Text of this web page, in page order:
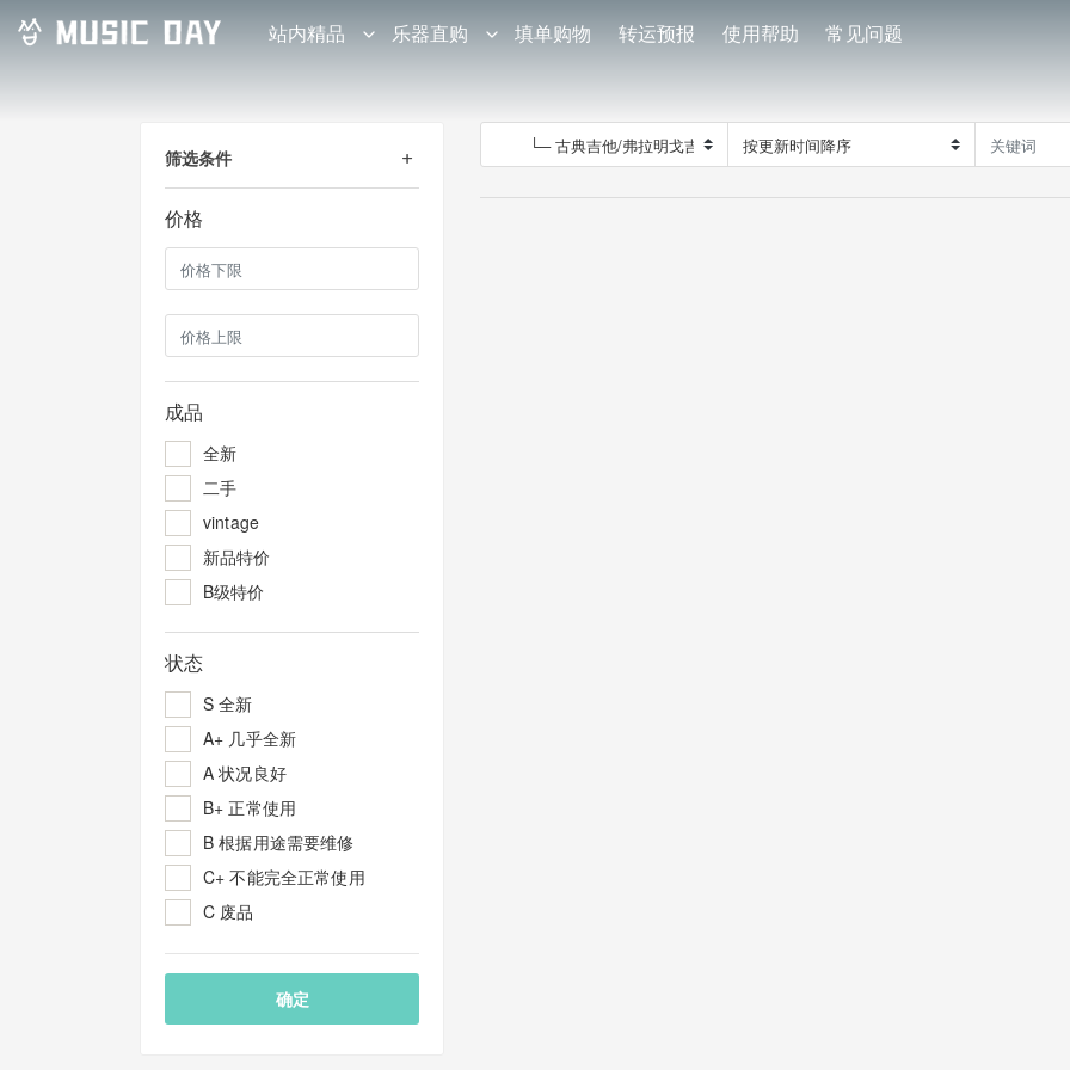
站内精品 乐器直购 填单购物 转运预报 使用帮助 常见问题
筛选条件
价格
成品
全新
二手
vintage
新品特价
B级特价
状态
S 全新
A+ 几乎全新
A 状况良好
B+ 正常使用
B 根据用途需要维修
C+ 不能完全正常使用
C 废品
确定